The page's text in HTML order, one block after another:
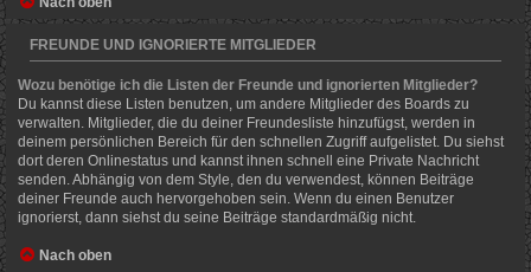
FREUNDE UND IGNORIERTE MITGLIEDER
Wozu benötige ich die Listen der Freunde und ignorierten Mitglieder?
Du kannst diese Listen benutzen, um andere Mitglieder des Boards zu
verwalten. Mitglieder, die du deiner Freundesliste hinzufügst, werden in
deinem persönlichen Bereich für den schnellen Zugriff aufgelistet. Du siehst
dort deren Onlinestatus und kannst ihnen schnell eine Private Nachricht
senden. Abhängig von dem Style, den du verwendest, können Beiträge
deiner Freunde auch hervorgehoben sein. Wenn du einen Benutzer
ignorierst, dann siehst du seine Beiträge standardmäßig nicht.
Nach oben